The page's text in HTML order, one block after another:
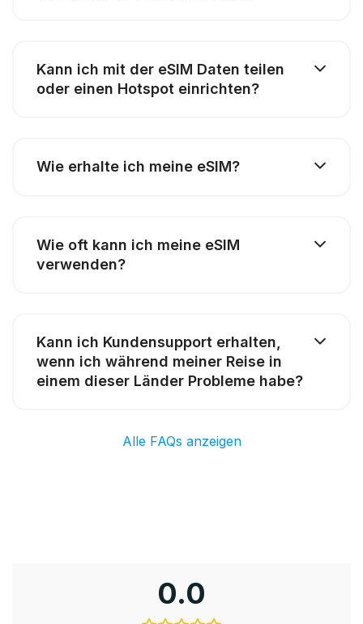
Kann ich mit der eSIM Daten teilen
oder einen Hotspot einrichten?
Wie erhalte ich meine eSIM?
Wie oft kann ich meine eSIM
verwenden?
Kann ich Kundensupport erhalten,
wenn ich während meiner Reise in
einem dieser Länder Probleme habe?
Alle FAQs anzeigen
0.0